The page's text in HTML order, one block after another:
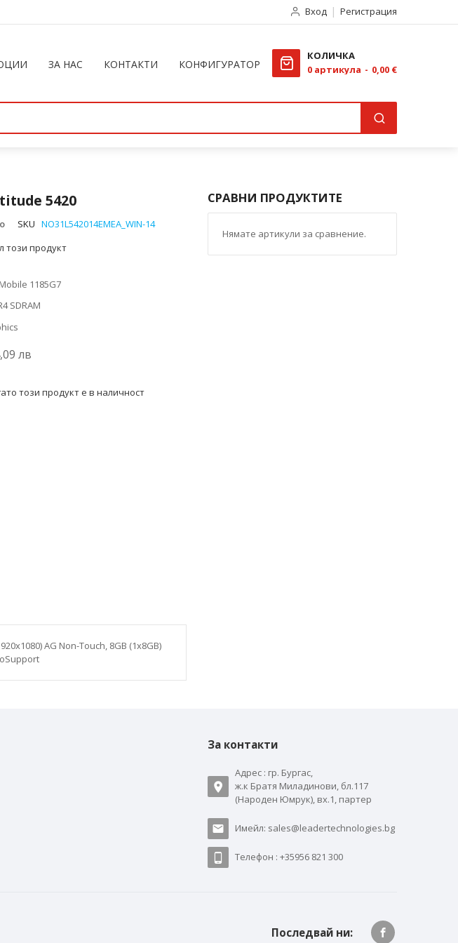
Вход Регистрация
ЗА НАС КОНТАКТИ КОНФИГУРАТОР
КОЛИЧКА
0 артикула 0,00 €
5420
SKU NO31L542014EMEA_WIN-14
този продукт
1185G7
SDRAM
лв
този продукт е в наличност
AG Non-Touch, 8GB (1x8GB)
СРАВНИ ПРОДУКТИТЕ
Нямате артикули за сравнение.
За контакти
Адрес : гр. Бургас,
ж.к Братя Миладинови, бл.117
(Народен Юмрук), вх.1, партер
Имейл: sales@leadertechnologies.bg
Телефон : +35956 821 300
Последвай ни: